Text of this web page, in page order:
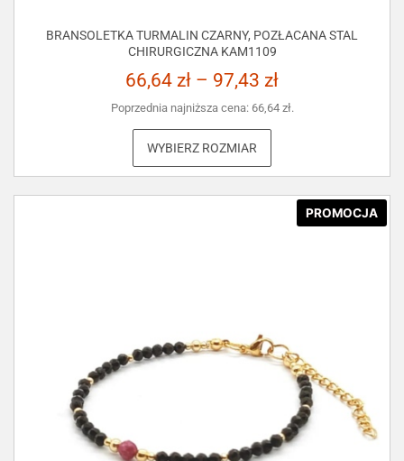
BRANSOLETKA TURMALIN CZARNY, POZŁACANA STAL
CHIRURGICZNA KAM1109
66,64 zł – 97,43 zł
Poprzednia najniższa cena: 66,64 zł.
WYBIERZ ROZMIAR
PROMOCJA